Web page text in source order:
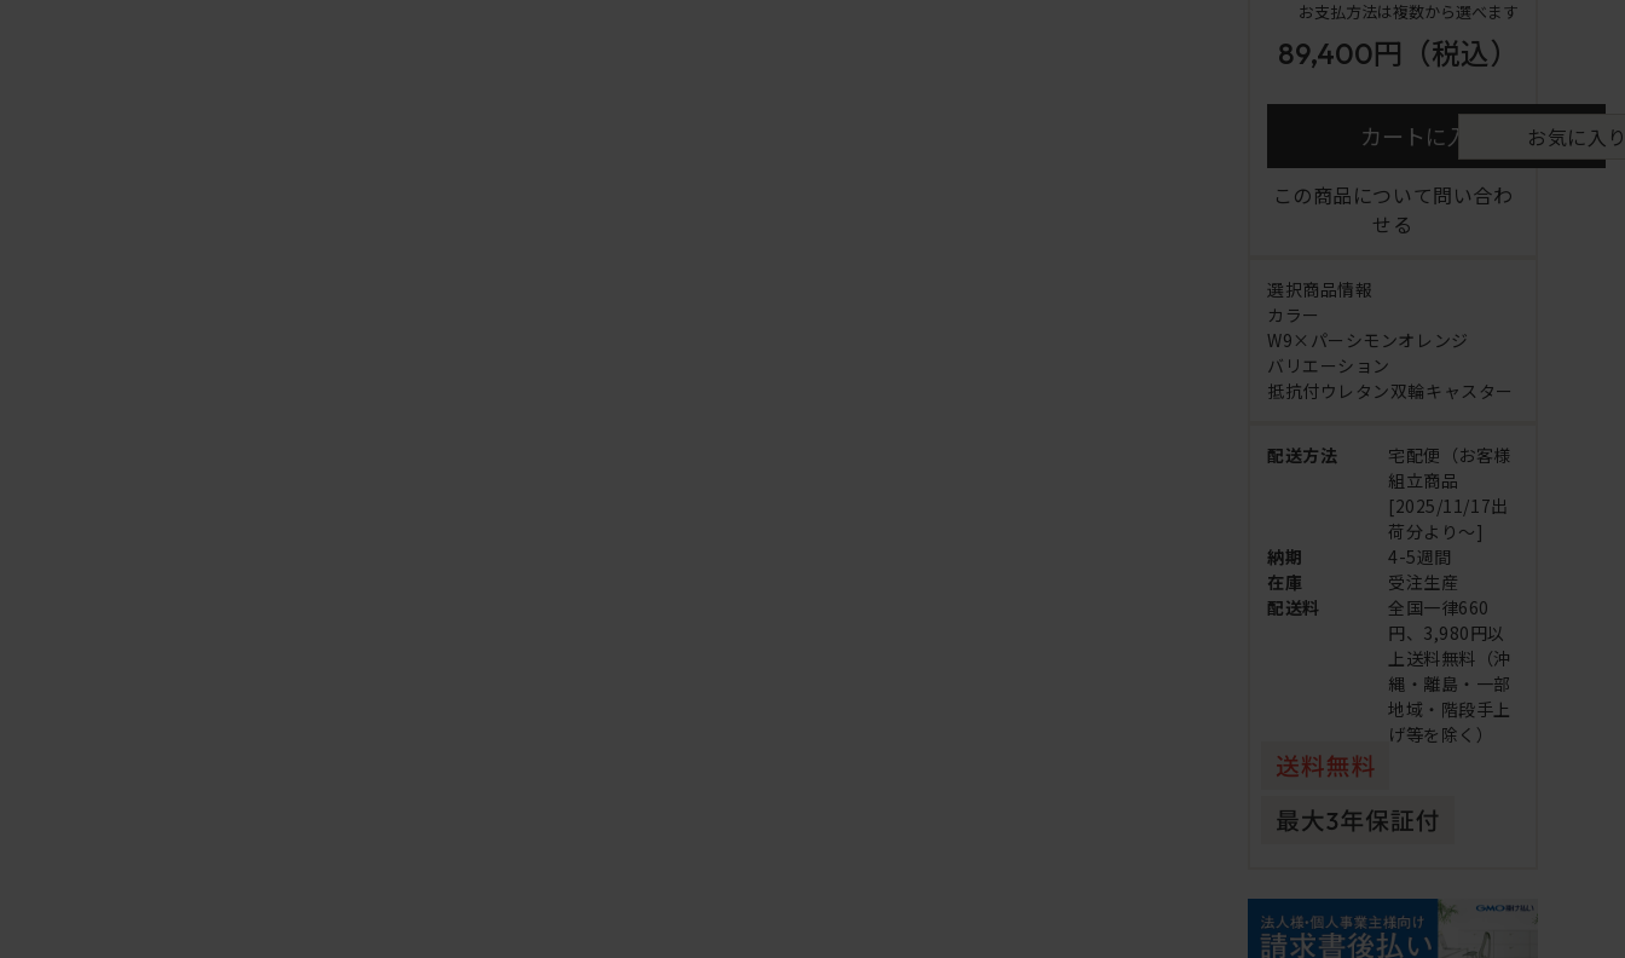
お支払方法は複数から選べます
89,400円 （税込）
カートに入れる お気に入
この商品について問い合わ
せる
選択商品情報
カラー
W9×パーシモンオレンジ
バリエーション
抵抗付ウレタン双輪キャスター
配送方法
宅配便（お客様
組立商品
[2025/11/17出
荷分より～]
納期
4-5週間
在庫
受注生産
配送料
全国一律660
円、3,980円以
上送料無料（沖
縄・離島・一部
地域・階段手上
げ等を除く）